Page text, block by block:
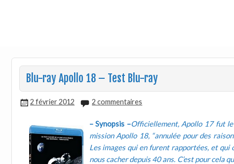
Blu-ray Apollo 18 – Test Blu-ray
2 février 2012 2 commentaires
– Synopsis –Officiellement, Apollo 17 fut
mission Apollo 18, “annulée pour des
Les images qui en furent rapportées, et
nous cacher depuis 40 ans. C’est pour cela